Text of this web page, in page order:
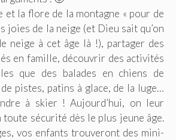
et la flore de la montagne « pour de
joies de la neige (et Dieu sait qu’on
neige à cet âge là !), partager des
en famille, découvrir des activités
que des balades en chiens de
pistes, patins à glace, de la luge…
à skier ! Aujourd’hui, on leur
toute sécurité dès le plus jeune âge.
vos enfants trouveront des mini-